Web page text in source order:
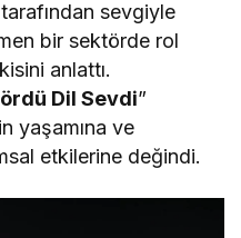
tarafından sevgiyle
bir sektörde rol
anlattı.
Dil Sevdi”
yaşamına ve
etkilerine değindi.